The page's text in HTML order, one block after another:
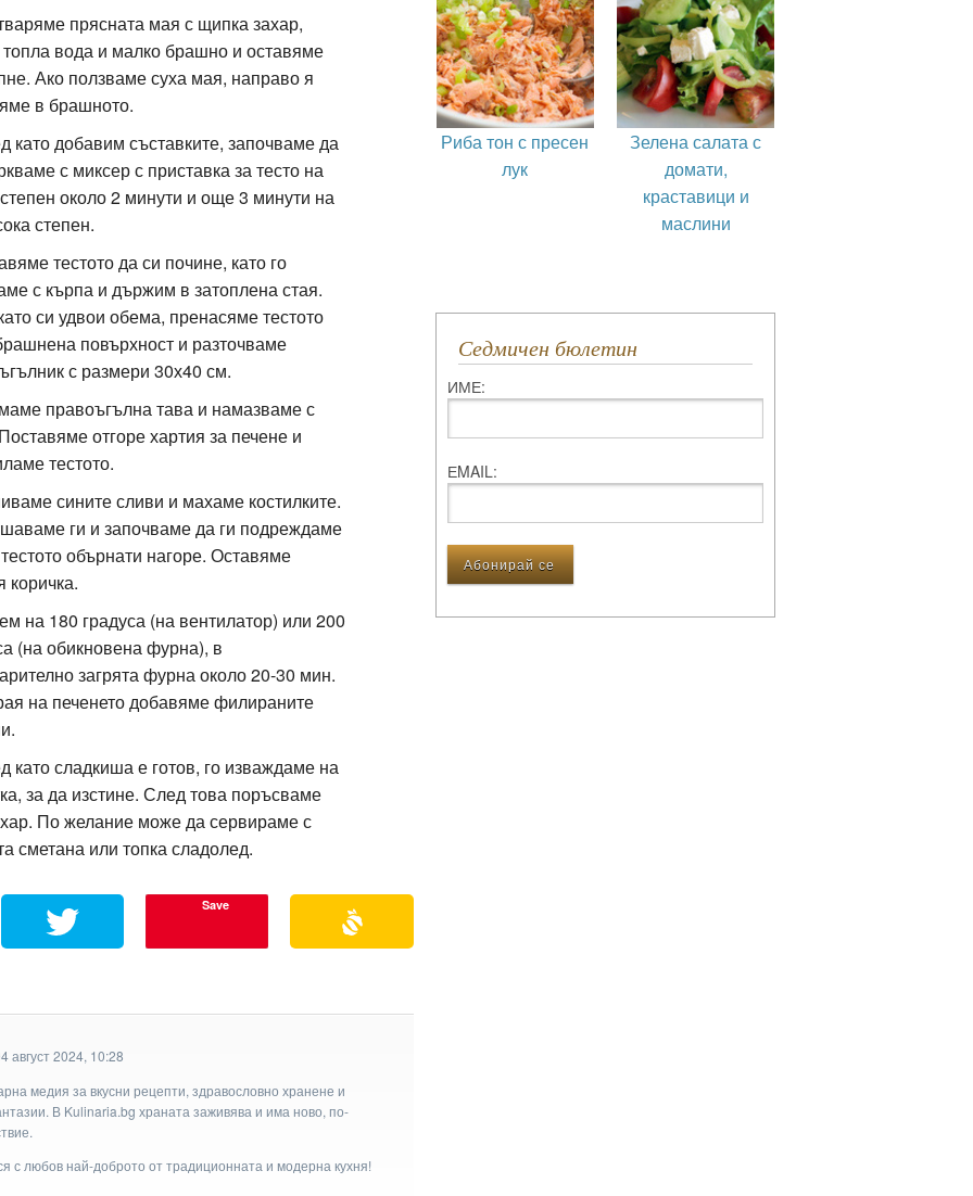
прясната мая с щипка захар,
вода и малко брашно и оставяме
Ако ползваме суха мая, направо я
в брашното.
като добавим съставките, започваме да
с миксер с приставка за тесто на
около 2 минути и още 3 минути на
степен.
тестото да си почине, като го
с кърпа и държим в затоплена стая.
си удвои обема, пренасяме тестото
повърхност и разточваме
с размери 30х40 см.
правоъгълна тава и намазваме с
отгоре хартия за печене и
тестото.
сините сливи и махаме костилките.
ги и започваме да ги подреждаме
обърнати нагоре. Оставяме
коричка.
на 180 градуса (на вентилатор) или 200
(на обикновена фурна), в
загрята фурна около 20-30 мин.
на печенето добавяме филираните
като сладкиша е готов, го изваждаме на
за да изстине. След това поръсваме
По желание може да сервираме с
сметана или топка сладолед.
Save
август 2024, 10:28
медия за вкусни рецепти, здравословно хранене и
В Kulinaria.bg храната заживява и има ново, по-
с любов най-доброто от традиционната и модерна кухня!
Риба тон с пресен
лук
Зелена салата с
домати,
краставици и
маслини
Седмичен бюлетин
ИМЕ:
ЕMAIL: